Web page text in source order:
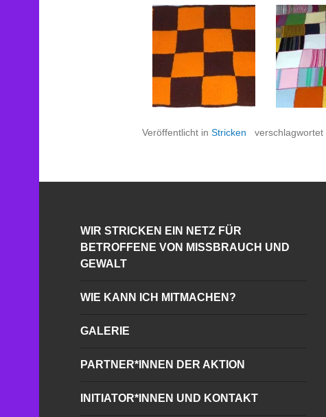
Veröffentlicht in Stricken verschlagwortet
WIR STRICKEN EIN NETZ FÜR
BETROFFENE VON MISSBRAUCH UND
GEWALT
WIE KANN ICH MITMACHEN?
GALERIE
PARTNER*INNEN DER AKTION
INITIATOR*INNEN UND KONTAKT